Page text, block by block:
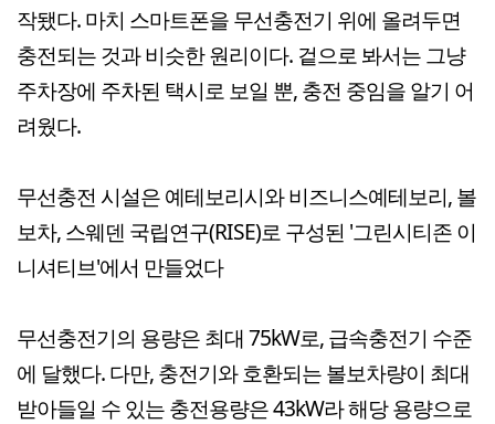
작됐다. 마치 스마트폰을 무선충전기 위에 올려두면
충전되는 것과 비슷한 원리이다. 겉으로 봐서는 그냥
주차장에 주차된 택시로 보일 뿐, 충전 중임을 알기 어
려웠다.
무선충전 시설은 예테보리시와 비즈니스예테보리, 볼
보차, 스웨덴 국립연구(RISE)로 구성된 '그린시티존 이
니셔티브'에서 만들었다
무선충전기의 용량은 최대 75kW로, 급속충전기 수준
에 달했다. 다만, 충전기와 호환되는 볼보차량이 최대
받아들일 수 있는 충전용량은 43kW라 해당 용량으로